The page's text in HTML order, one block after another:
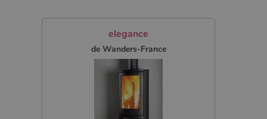
elegance
de Wanders-France